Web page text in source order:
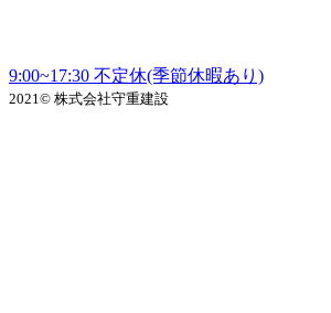
9:00~17:30 不定休(季節休暇あり)
2021© 株式会社守重建設